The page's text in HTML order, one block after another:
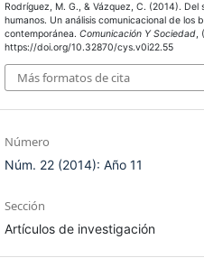
Rodríguez, M. G., & Vázquez, C. (2014). Del
humanos. Un análisis comunicacional de los
contemporánea. Comunicación Y Sociedad,
https://doi.org/10.32870/cys.v0i22.55
Más formatos de cita
Número
Núm. 22 (2014): Año 11
Sección
Artículos de investigación